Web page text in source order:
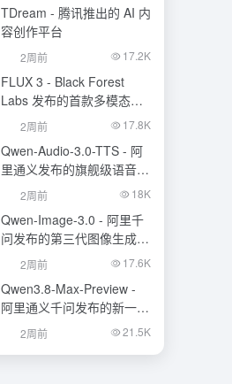
TDream - 腾讯推出的 AI 内
容创作平台
2周前 17.2K
FLUX 3 - Black Forest
Labs 发布的首款多模态基
础模型
2周前 17.8K
Qwen-Audio-3.0-TTS - 阿
里通义发布的旗舰级语音合
成大模型
2周前 18K
Qwen-Image-3.0 - 阿里千
问发布的第三代图像生成基
础模型
2周前 17.6K
Qwen3.8-Max-Preview -
阿里通义千问发布的新一代
旗舰大模型
2周前 21.5K